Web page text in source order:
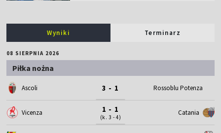
Wyniki Terminarz
08 SIERPNIA 2026
Piłka nożna
Ascoli 3 - 1 Rossoblu Potenza
Vicenza 1 - 1
(k. 3 - 4)
Catania